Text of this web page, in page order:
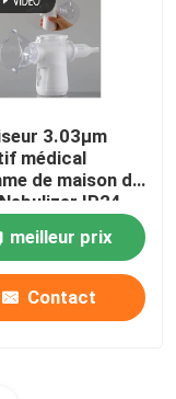
3.03μm
médical
de maison de
IP24
meilleur prix
Contact